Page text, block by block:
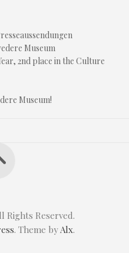
Museum
2nd place in the Culture
Museum!
Rights Reserved.
. Theme byAlx.